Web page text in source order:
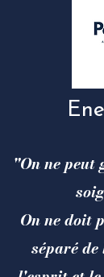
"On ne
On ne doit
séparé